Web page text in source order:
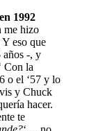
1992
me hizo
Y eso que
años -, y
Con la
o el ‘57 y lo
y Chuck
hacer.
te